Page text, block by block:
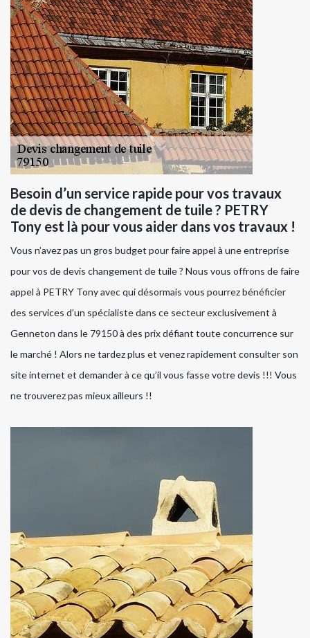
Besoin d’un service rapide pour vos travaux
de devis de changement de tuile ? PETRY
Tony est là pour vous aider dans vos travaux !
Vous n’avez pas un gros budget pour faire appel à une entreprise
pour vos de devis changement de tuile ? Nous vous offrons de faire
appel à PETRY Tony avec qui désormais vous pourrez bénéficier
des services d’un spécialiste dans ce secteur exclusivement à
Genneton dans le 79150 à des prix défiant toute concurrence sur
le marché ! Alors ne tardez plus et venez rapidement consulter son
site internet et demander à ce qu’il vous fasse votre devis !!! Vous
ne trouverez pas mieux ailleurs !!